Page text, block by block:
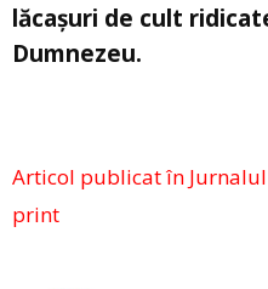
lăcașuri de cult
Dumnezeu.
Articol publicat în
print